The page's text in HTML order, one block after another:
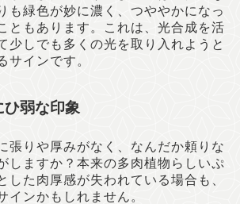
も緑色が妙に濃く、つややかになっ
ともあります。これは、光合成を活
少しでも多くの光を取り入れようと
サインです。
ひ弱な印象
張りや厚みがなく、なんだか頼りな
しますか？本来の多肉植物らしいぷ
した肉厚感が失われている場合も、
インかもしれません。